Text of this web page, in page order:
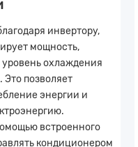
инвертору,
мощность,
охлаждения
позволяет
энергии и
встроенного
кондиционером